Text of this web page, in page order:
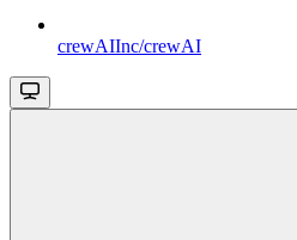
crewAIInc/crewAI